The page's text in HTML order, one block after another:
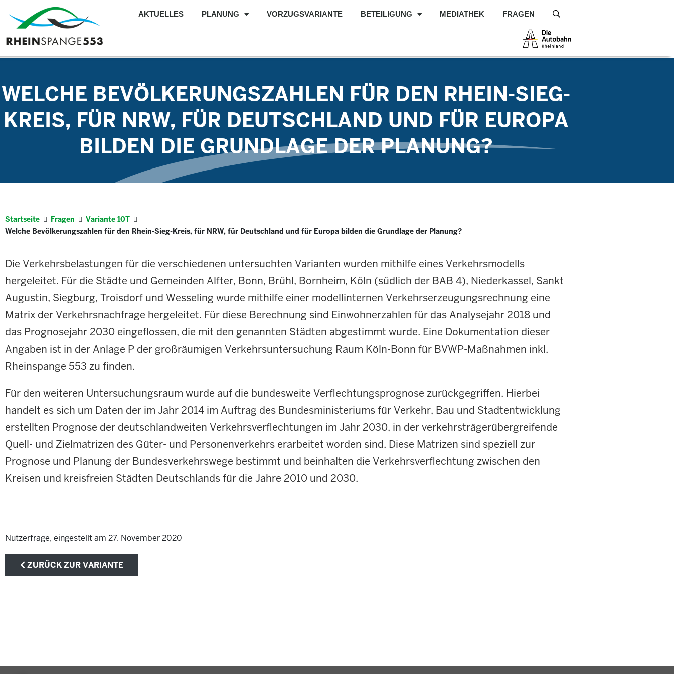
AKTUELLES PLANUNG VORZUGSVARIANTE BETEILIGUNG MEDIATHEK FRAGEN
WELCHE BEVÖLKERUNGSZAHLEN FÜR DEN RHEIN-SIEG-
KREIS, FÜR NRW, FÜR DEUTSCHLAND UND FÜR EUROPA
BILDEN DIE GRUNDLAGE DER PLANUNG?
Startseite Fragen
Variante 10T
Welche Bevölkerungszahlen für den Rhein-Sieg-Kreis, für NRW, für Deutschland und für Europa bilden die Grundlage der Planung?
Die Verkehrsbelastungen für die verschiedenen untersuchten Varianten wurden mithilfe eines Verkehrsmodells
hergeleitet. Für die Städte und Gemeinden Alfter, Bonn, Brühl, Bornheim, Köln (südlich der BAB 4), Niederkassel, Sankt
Augustin, Siegburg, Troisdorf und Wesseling wurde mithilfe einer modellinternen Verkehrserzeugungsrechnung eine
Matrix der Verkehrsnachfrage hergeleitet. Für diese Berechnung sind Einwohnerzahlen für das Analysejahr 2018 und
das Prognosejahr 2030 eingeflossen, die mit den genannten Städten abgestimmt wurde. Eine Dokumentation dieser
Angaben ist in der Anlage P der großräumigen Verkehrsuntersuchung Raum Köln-Bonn für BVWP-Maßnahmen inkl.
Rheinspange 553 zu finden.
Für den weiteren Untersuchungsraum wurde auf die bundesweite Verflechtungsprognose zurückgegriffen. Hierbei
handelt es sich um Daten der im Jahr 2014 im Auftrag des Bundesministeriums für Verkehr, Bau und Stadtentwicklung
erstellten Prognose der deutschlandweiten Verkehrsverflechtungen im Jahr 2030, in der verkehrsträgerübergreifende
Quell- und Zielmatrizen des Güter- und Personenverkehrs erarbeitet worden sind. Diese Matrizen sind speziell zur
Prognose und Planung der Bundesverkehrswege bestimmt und beinhalten die Verkehrsverflechtung zwischen den
Kreisen und kreisfreien Städten Deutschlands für die Jahre 2010 und 2030.
Nutzerfrage, eingestellt am 27. November 2020
ZURÜCK ZUR VARIANTE